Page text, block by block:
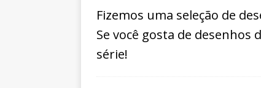
Fizemos uma seleção de
Se você gosta de desenhos
série!